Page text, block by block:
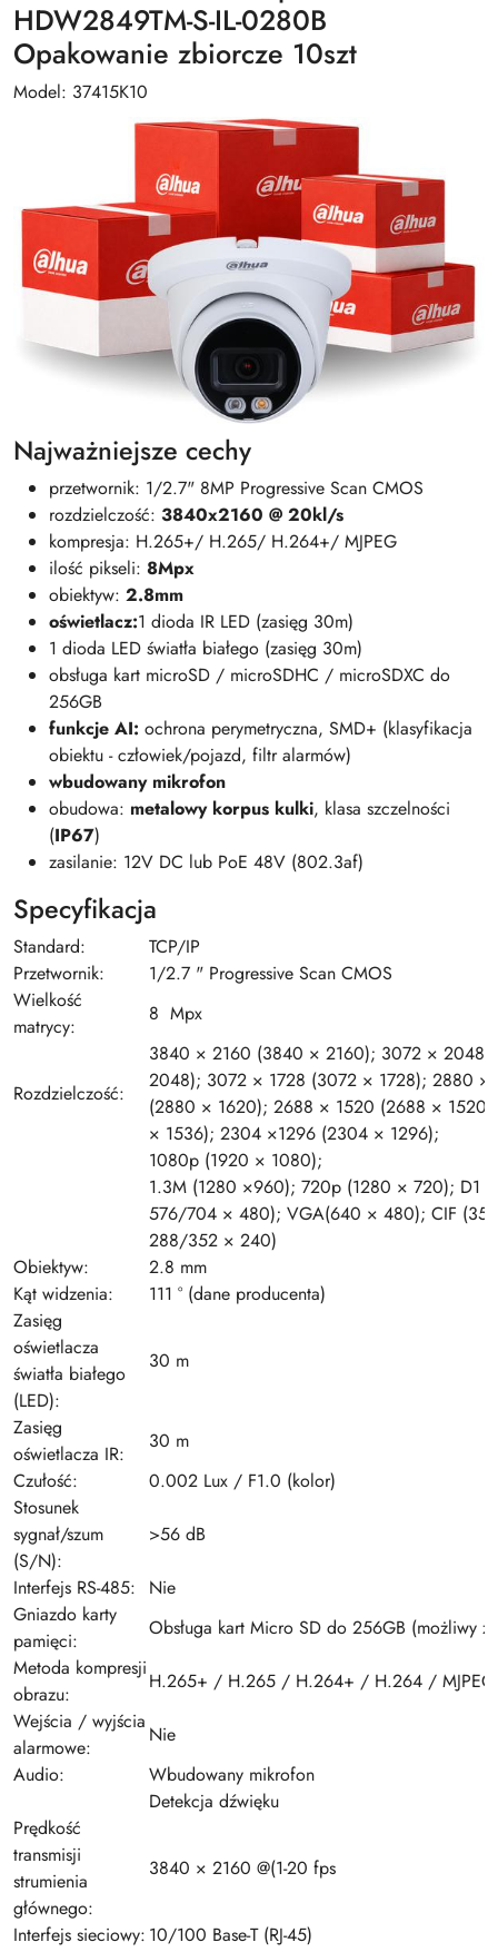
HDW2849TM-S-IL-0280B
Opakowanie zbiorcze 10szt
Model: 37415K10
Najważniejsze cechy
przetwornik: 1/2.7" 8MP Progressive Scan CMOS
rozdzielczość: 3840x2160 @ 20kl/s
kompresja: H.265+/ H.265/ H.264+/ MJPEG
ilość pikseli: 8Mpx
obiektyw: 2.8mm
oświetlacz:1 dioda IR LED (zasięg 30m)
1 dioda LED światła białego (zasięg 30m)
obsługa kart microSD / microSDHC / microSDXC do
256GB
funkcje AI: ochrona perymetryczna, SMD+ (klasyfikacja
obiektu - człowiek/pojazd, filtr alarmów)
wbudowany mikrofon
obudowa: metalowy korpus kulki, klasa szczelności
(IP67)
zasilanie: 12V DC lub PoE 48V (802.3af)
Specyfikacja
Standard:
TCP/IP
Przetwornik:
1/2.7 " Progressive Scan CMOS
Wielkość
matrycy:
8 Mpx
Rozdzielczość:
3840 × 2160 (3840 × 2160); 3072 × 2048
2048); 3072 × 1728 (3072 × 1728); 2880 ×
(2880 × 1620); 2688 × 1520 (2688 ×
× 1536); 2304 ×1296 (2304 × 1296);
1080p (1920 × 1080);
1.3M (1280 ×960); 720p (1280 × 720); D1
576/704 × 480); VGA(640 × 480); CIF
288/352 × 240)
Obiektyw:
2.8 mm
Kąt widzenia:
111 ° (dane producenta)
Zasięg
oświetlacza
światła białego
(LED):
30 m
Zasięg
oświetlacza IR:
30 m
Czułość:
0.002 Lux / F1.0 (kolor)
Stosunek
sygnał/szum
(S/N):
>56 dB
Interfejs RS-485:
Nie
Gniazdo karty
pamięci:
Obsługa kart Micro SD do 256GB (możliwy
Metoda kompresji
obrazu:
H.265+ / H.265 / H.264+ / H.264 / MJPEG
Wejścia / wyjścia
alarmowe:
Nie
Audio:
Wbudowany mikrofon
Detekcja dźwięku
Prędkość
transmisji
strumienia
głównego:
3840 × 2160 @(1-20 fps
Interfejs sieciowy: 10/100 Base-T (RJ-45)